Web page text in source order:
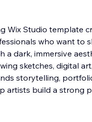
Wix Studio template
who want to
a dark, immersive
sketches, digital
storytelling,
artists build a strong